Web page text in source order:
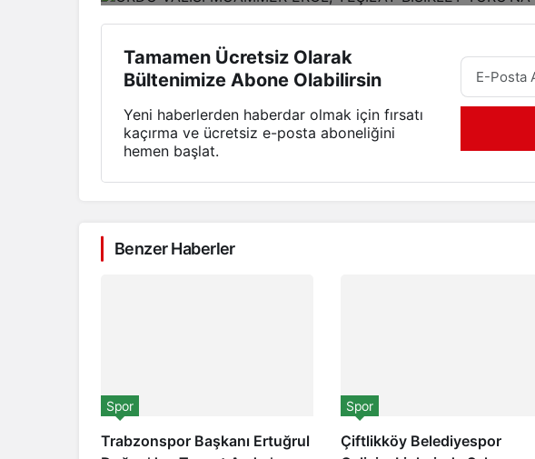
Tamamen Ücretsiz Olarak
Bültenimize Abone Olabilirsin
Yeni haberlerden haberdar olmak için fırsatı
kaçırma ve ücretsiz e-posta aboneliğini
hemen başlat.
Benzer Haberler
Trabzonspor Başkanı Ertuğrul
Spor
Çiftlikköy Belediyespor
Spor